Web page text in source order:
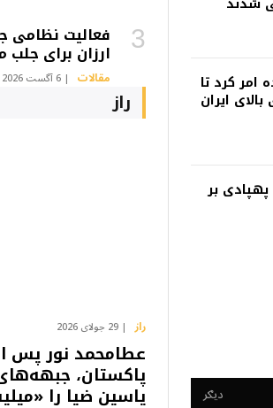
امر کرد تا
ایران
بر
دیګر
فعالیت نظامی
ارزان برای جلب
مقالات 6 آگست 2026
راز
راز 29 جولای 2026
عطامحمد نور پس
پاکستان،
یاسین ضیا را